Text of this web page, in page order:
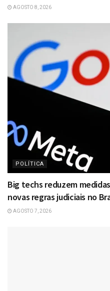
AGOSTO 8, 2026
POLÍTICA
Big techs reduzem
novas regras judiciais no
AGOSTO 7, 2026